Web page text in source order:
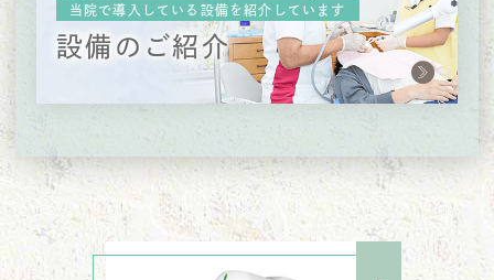
当院で導入している設備を紹介しています
設備のご紹介